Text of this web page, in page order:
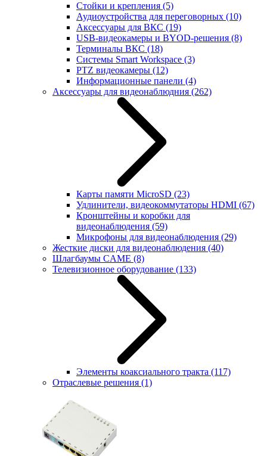
Стойки и крепления (5)
Аудиоустройства для переговорных (10)
Аксессуары для ВКС (19)
USB-видеокамеры и BYOD-решения (8)
Терминалы ВКС (18)
Системы Smart Workspace (3)
PTZ видеокамеры (12)
Информационные панели (4)
Аксессуары для видеонаблюдния (262)
Карты памяти MicroSD (23)
Удлинители, видеокоммутаторы HDMI (67)
Кронштейны и коробки для
видеонаблюдения (59)
Микрофоны для видеонаблюдения (29)
Жесткие диски для видеонаблюдения (40)
Шлагбаумы CAME (8)
Телевизионное оборудование (133)
Элементы коаксиального тракта (117)
Отраслевые решения (1)